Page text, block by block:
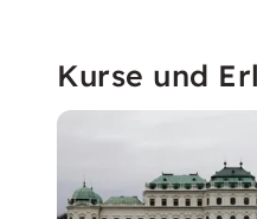
Kurse und